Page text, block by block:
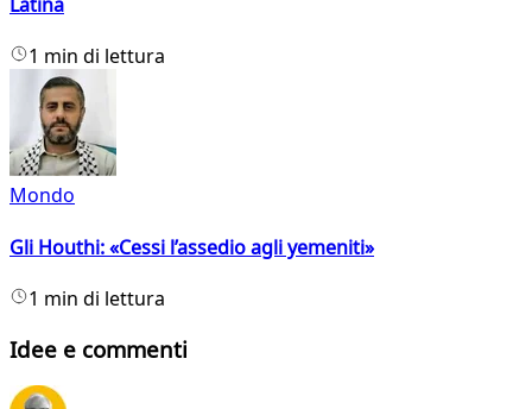
1 min di lettura
Mondo
Gli Houthi: «Cessi l’assedio agli yemeniti»
1 min di lettura
Idee e commenti